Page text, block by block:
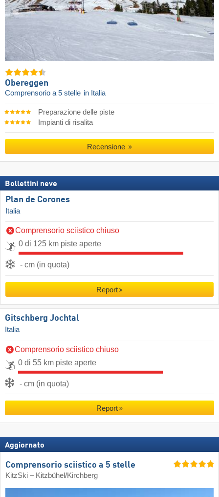
Obereggen
Comprensorio a 5 stelle in Italia
Preparazione delle piste
Impianti di risalita
Recensione
Bollettini neve
Plan de Corones
Italia
Comprensorio sciistico chiuso
0 di 125 km piste aperte
- cm (in quota)
Report
Gitschberg Jochtal
Italia
Comprensorio sciistico chiuso
0 di 55 km piste aperte
- cm (in quota)
Report
Aggiornato
Comprensorio sciistico a 5 stelle
KitzSki – Kitzbühel/​Kirchberg